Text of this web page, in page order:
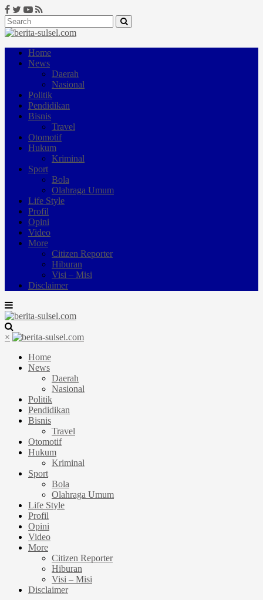
Home
News
Daerah
Nasional
Politik
Pendidikan
Bisnis
Travel
Otomotif
Hukum
Kriminal
Sport
Bola
Olahraga Umum
Life Style
Profil
Opini
Video
More
Citizen Reporter
Hiburan
Visi – Misi
Disclaimer
×
Home
News
Daerah
Nasional
Politik
Pendidikan
Bisnis
Travel
Otomotif
Hukum
Kriminal
Sport
Bola
Olahraga Umum
Life Style
Profil
Opini
Video
More
Citizen Reporter
Hiburan
Visi – Misi
Disclaimer